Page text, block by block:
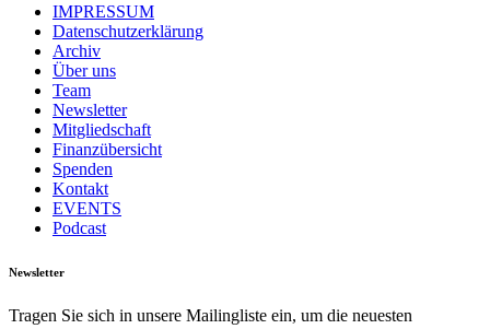
IMPRESSUM
Datenschutzerklärung
Archiv
Über uns
Team
Newsletter
Mitgliedschaft
Finanzübersicht
Spenden
Kontakt
EVENTS
Podcast
Newsletter
Tragen Sie sich in unsere Mailingliste ein, um die neuesten